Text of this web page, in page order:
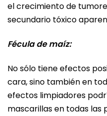
el crecimiento de
secundario tóxico
Fécula de maíz:
No sólo tiene efectos
cara, sino también en
efectos limpiadores
mascarillas en todas las